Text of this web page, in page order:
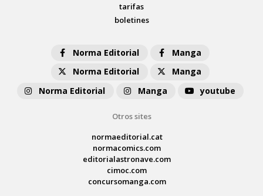
tarifas
boletines
Norma Editorial
Manga
Norma Editorial
Manga
Norma Editorial
Manga youtube
Otros sites
normaeditorial.cat
normacomics.com
editorialastronave.com
cimoc.com
concursomanga.com